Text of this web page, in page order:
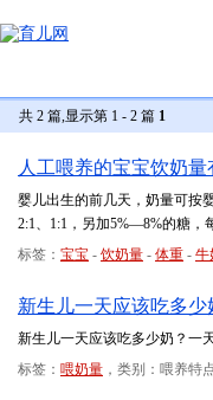
共 2 篇,显示第 1 - 2 篇 1
人工喂养的宝宝饮奶量
婴儿出生的前几天，奶量可按
2:1、1:1，另加5%—8%的糖，
标签： 宝宝 - 饮奶量 - 体重 - 牛
新生儿一天应该吃多少
新生儿一天应该吃多少奶？一
标签： 喂奶量 ，类别：喂养特